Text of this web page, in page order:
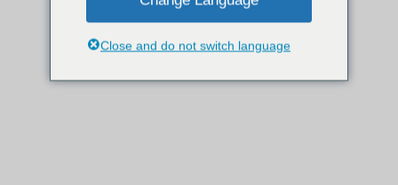
Close and do not switch language